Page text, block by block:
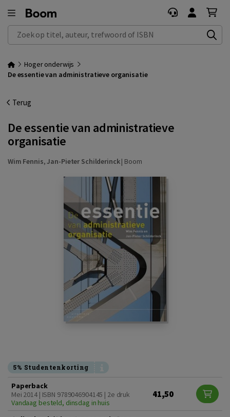
Zoek op titel, auteur, trefwoord of ISBN
Hoger onderwijs
De essentie van administratieve organisatie
Terug
De essentie van administratieve
organisatie
Wim Fennis,Jan-Pieter Schilderinck| Boom
5% Studentenkorting
Paperback
Mei 2014 | ISBN 9789046904145 | 2e druk
Vandaag besteld, dinsdag in huis
41,50